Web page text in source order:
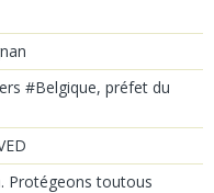
#Belgique, préfet du
Protégeons toutous